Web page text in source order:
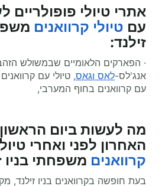
אתרי טיולי
עם טיולי קרוואנים
זילנד:
· הפארקים הלאומיים שבמשולש
אנג'לס-לאס וגאס, טיולי עם
עם קרוואנים בחוף המערבי,
מה לעשות ביום הראשון
האחרון לפני ואחרי
קרוואנים משפחתי
בעת חופשה בקרוואנים בניו זילנד,